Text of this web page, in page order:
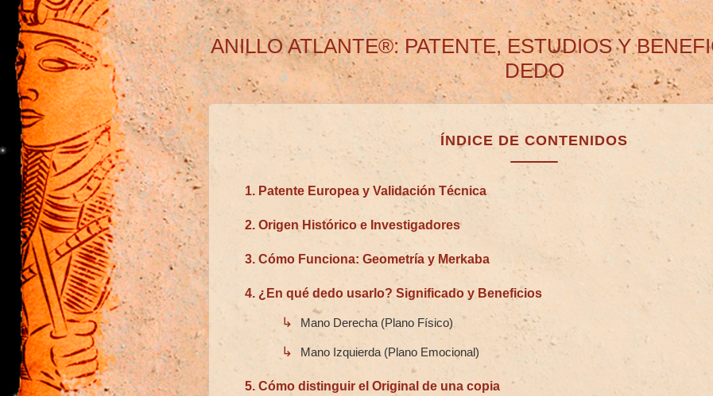
ANILLO ATLANTE®: PATENTE, ESTUDIOS Y
DEDO
ÍNDICE DE CONTENIDOS
1. Patente Europea y Validación Técnica
2. Origen Histórico e Investigadores
3. Cómo Funciona: Geometría y Merkaba
4. ¿En qué dedo usarlo? Significado y Beneficios
↳ Mano Derecha (Plano Físico)
↳ Mano Izquierda (Plano Emocional)
5. Cómo distinguir el Original de una copia